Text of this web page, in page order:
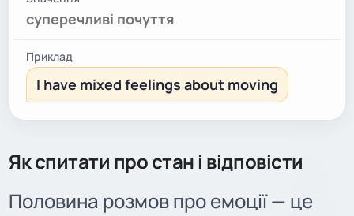
суперечливі почуття
I have mixed feelings about moving
Як спитати про стан і відповісти
Половина розмов про емоції — це